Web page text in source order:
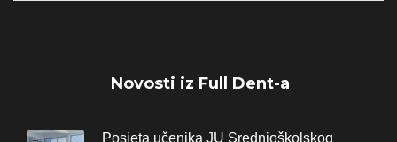
Novosti iz Full Dent-a
Posjeta učenika JU Srednjoškolskog